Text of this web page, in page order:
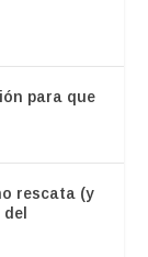
para que
rescata (y